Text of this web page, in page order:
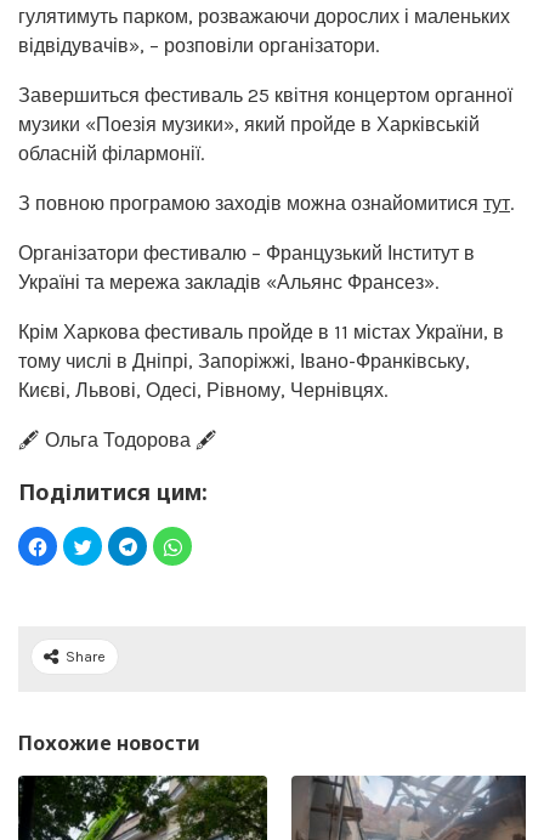
гулятимуть парком, розважаючи дорослих і маленьких
відвідувачів», – розповіли організатори.
Завершиться фестиваль 25 квітня концертом органної
музики «Поезія музики», який пройде в Харківській
обласній філармонії.
З повною програмою заходів можна ознайомитися тут.
Організатори фестивалю – Французький Інститут в
Україні та мережа закладів «Альянс Франсез».
Крім Харкова фестиваль пройде в 11 містах України, в
тому числі в Дніпрі, Запоріжжі, Івано-Франківську,
Києві, Львові, Одесі, Рівному, Чернівцях.
🖋️ Ольга Тодорова 🖋️
Поділитися цим:
Share
Похожие новости